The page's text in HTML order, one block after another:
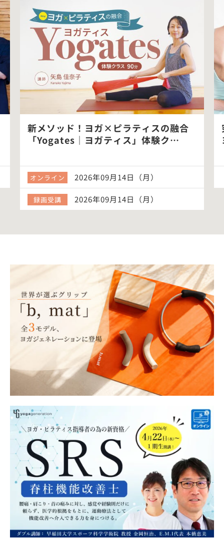
新メソッド！ヨガ×ピラティスの融合
「Yogates｜ヨガティス」体験ク…
オンライン 2026年09月14日（月）
録画受講 2026年09月14日（月）